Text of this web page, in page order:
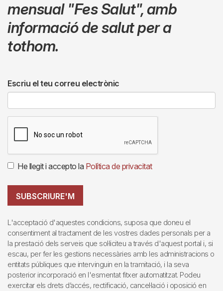
mensual "Fes Salut",amb
informació de salut per a
tothom.
Escriu el teu correu electrònic
He llegit i accepto la Política de privacitat
SUBSCRIURE'M
L'acceptació d'aquestes condicions, suposa que doneu el
consentiment al tractament de les vostres dades personals per a
la prestació dels serveis que sol·liciteu a través d'aquest portal i, si
escau, per fer les gestions necessàries amb les administracions o
entitats públiques que intervinguin en la tramitació, i la seva
posterior incorporació en l'esmentat fitxer automatitzat. Podeu
exercitar els drets d’accés, rectificació, cancel·lació i oposició en